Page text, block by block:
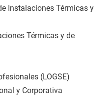
Instalaciones Térmicas y
Térmicas y de
(LOGSE)
y Corporativa